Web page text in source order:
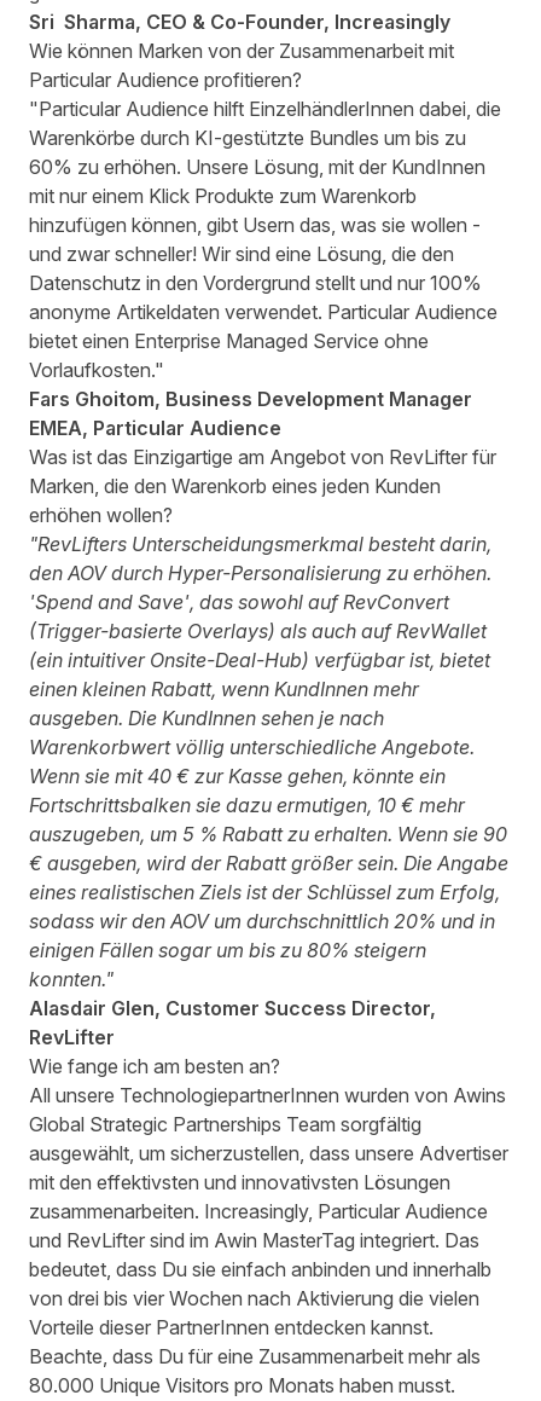
Sri Sharma, CEO & Co-Founder, Increasingly
Wie können Marken von der Zusammenarbeit mit
Particular Audience profitieren?
"Particular Audience hilft EinzelhändlerInnen dabei, die
Warenkörbe durch KI-gestützte Bundles um bis zu
60% zu erhöhen. Unsere Lösung, mit der KundInnen
mit nur einem Klick Produkte zum Warenkorb
hinzufügen können, gibt Usern das, was sie wollen -
und zwar schneller! Wir sind eine Lösung, die den
Datenschutz in den Vordergrund stellt und nur 100%
anonyme Artikeldaten verwendet. Particular Audience
bietet einen Enterprise Managed Service ohne
Vorlaufkosten."
Fars Ghoitom, Business Development Manager
EMEA, Particular Audience
Was ist das Einzigartige am Angebot von RevLifter für
Marken, die den Warenkorb eines jeden Kunden
erhöhen wollen?
"RevLifters Unterscheidungsmerkmal besteht darin,
den AOV durch Hyper-Personalisierung zu erhöhen.
'Spend and Save', das sowohl auf RevConvert
(Trigger-basierte Overlays) als auch auf RevWallet
(ein intuitiver Onsite-Deal-Hub) verfügbar ist, bietet
einen kleinen Rabatt, wenn KundInnen mehr
ausgeben. Die KundInnen sehen je nach
Warenkorbwert völlig unterschiedliche Angebote.
Wenn sie mit 40 € zur Kasse gehen, könnte ein
Fortschrittsbalken sie dazu ermutigen, 10 € mehr
auszugeben, um 5 % Rabatt zu erhalten. Wenn sie 90
€ ausgeben, wird der Rabatt größer sein. Die Angabe
eines realistischen Ziels ist der Schlüssel zum Erfolg,
sodass wir den AOV um durchschnittlich 20% und in
einigen Fällen sogar um bis zu 80% steigern
konnten."
Alasdair Glen, Customer Success Director,
RevLifter
Wie fange ich am besten an?
All unsere TechnologiepartnerInnen wurden von Awins
Global Strategic Partnerships Team sorgfältig
ausgewählt, um sicherzustellen, dass unsere Advertiser
mit den effektivsten und innovativsten Lösungen
zusammenarbeiten. Increasingly, Particular Audience
und RevLifter sind im Awin MasterTag integriert. Das
bedeutet, dass Du sie einfach anbinden und innerhalb
von drei bis vier Wochen nach Aktivierung die vielen
Vorteile dieser PartnerInnen entdecken kannst.
Beachte, dass Du für eine Zusammenarbeit mehr als
80.000 Unique Visitors pro Monats haben musst.